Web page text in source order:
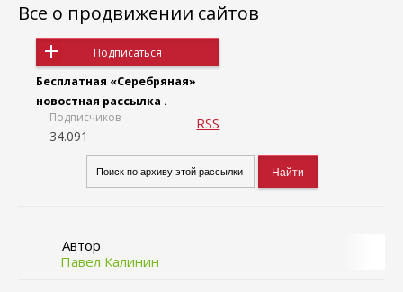
Все о продвижении сайтов
Подписаться
Бесплатная «Серебряная»
новостная рассылка .
Подписчиков
34.091
RSS
Автор
Павел Калинин